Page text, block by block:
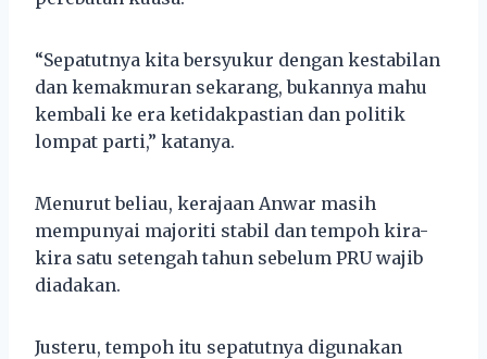
“Sepatutnya kita bersyukur dengan kestabilan
dan kemakmuran sekarang, bukannya mahu
kembali ke era ketidakpastian dan politik
lompat parti,” katanya.
Menurut beliau, kerajaan Anwar masih
mempunyai majoriti stabil dan tempoh kira-
kira satu setengah tahun sebelum PRU wajib
diadakan.
Justeru, tempoh itu sepatutnya digunakan